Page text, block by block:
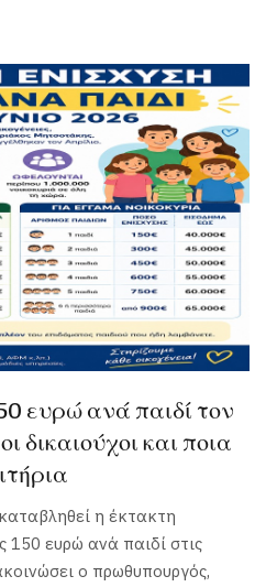
ευρώ ανά παιδί τον
δικαιούχοι και ποια
η έκτακτη
150 ευρώ ανά παιδί στις
ο πρωθυπουργός,